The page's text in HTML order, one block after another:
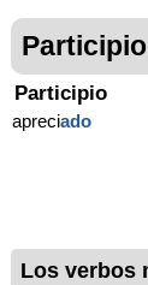
Participio
Participio
apreciado
Los verbos